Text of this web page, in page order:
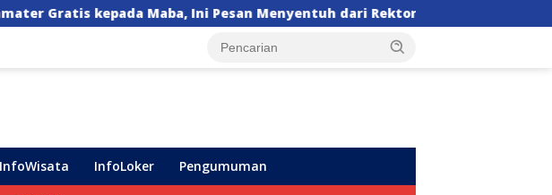
Maba, Ini Pesan Menyentuh dari Rektor Pegadaian Kanwil VI
InfoWisata InfoLoker Pengumuman